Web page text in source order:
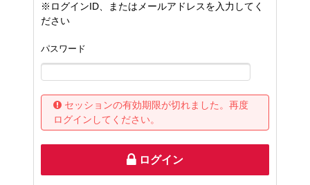
※ログインID、またはメールアドレスを入力してく
ださい
パスワード
セッションの有効期限が切れました。再度
ログインしてください。
ログイン